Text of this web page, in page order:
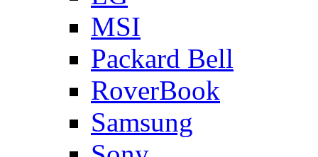
MSI
Packard Bell
RoverBook
Samsung